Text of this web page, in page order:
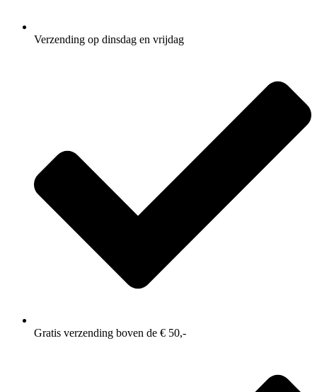
Verzending op dinsdag en vrijdag
Gratis verzending boven de € 50,-